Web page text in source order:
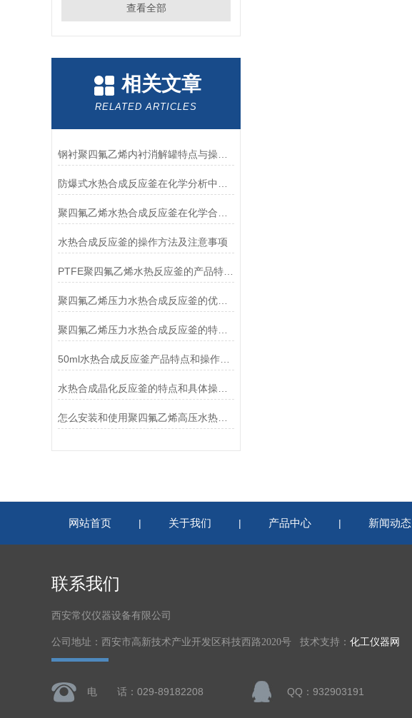
查看全部
相关文章
RELATED ARTICLES
钢衬聚四氟乙烯内衬消解罐特点与操作方法
水热合成反应釜的操作方法及注意事项
PTFE聚四氟乙烯水热反应釜的产品特点和操作规则介绍
聚四氟乙烯压力水热合成反应釜的优势特性和操作方法
聚四氟乙烯压力水热合成反应釜的特点及使用安全注意事项
50ml水热合成反应釜产品特点和操作步骤
水热合成晶化反应釜的特点和具体操作步骤
怎么安装和使用聚四氟乙烯高压水热反应釜
网站首页 | 关于我们 | 产品中心 | 新闻动态
联系我们
西安常仪仪器设备有限公司
公司地址：西安市高新技术产业开发区科技西路2020号 技术支持： 化工仪器网
电 话：029-89182208 QQ：932903191